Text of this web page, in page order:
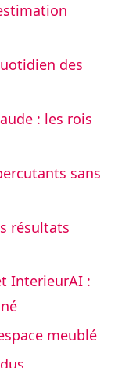
des
: les rois
sans
résultats
InterieurAI :
meublé